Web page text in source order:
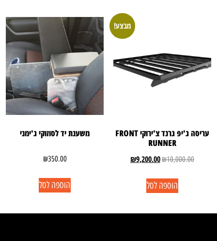
מבצע!
עריסה ג'יפ גרנד צ'ירוקי FRONT
RUNNER
₪10,000.00
₪9,200.00
הוספה לסל
משענת יד לסוזוקי ג'ימני
₪350.00
הוספה לסל